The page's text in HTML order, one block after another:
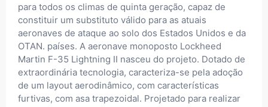
para todos os climas de quinta geração, capaz de
constituir um substituto válido para as atuais
aeronaves de ataque ao solo dos Estados Unidos e da
OTAN. países. A aeronave monoposto Lockheed
Martin F-35 Lightning II nasceu do projeto. Dotado de
extraordinária tecnologia, caracteriza-se pela adoção
de um layout aerodinâmico, com características
furtivas, com asa trapezoidal. Projetado para realizar